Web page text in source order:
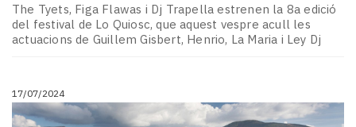
The Tyets, Figa Flawas i Dj Trapella estrenen la 8a edició
del festival de Lo Quiosc, que aquest vespre acull les
actuacions de Guillem Gisbert, Henrio, La Maria i Ley Dj
17/07/2024